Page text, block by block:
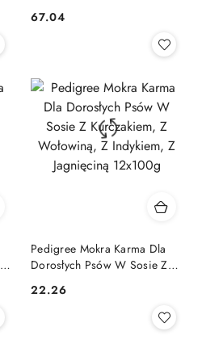
Kurczakiem, Z Jagnięciną, Z
Cena:
67.04
Pedigree Mokra Karma Dla
Dorosłych Psów W Sosie Z
Indykiem, Z Jagnięciną
Cena:
22.26